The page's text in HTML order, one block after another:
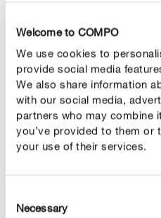
Welcome to COMPO
We use cookies to
provide social media
We also share information
with our social media,
partners who may combine
you’ve provided to them or
your use of their services.
Selection
Necessary
de 20 localizações
mundo, somos um
fornecedores de
plantas de casa,